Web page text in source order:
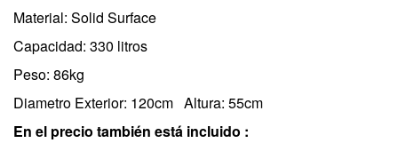
Material: Solid Surface
Capacidad: 330 litros
Peso: 86kg
Diametro Exterior: 120cm Altura: 55cm
En el precio también está incluido :